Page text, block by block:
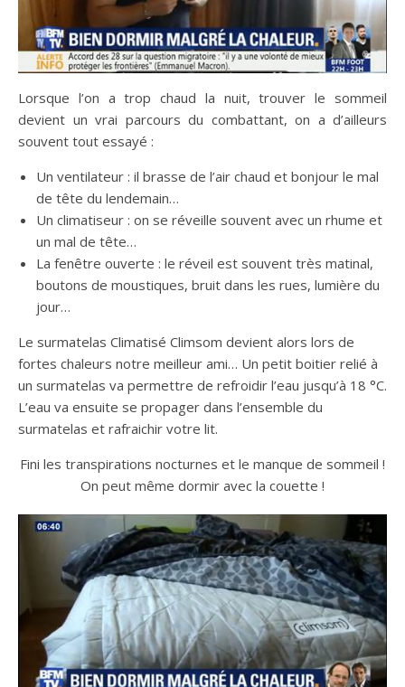
Lorsque l’on a trop chaud la nuit, trouver le sommeil
devient un vrai parcours du combattant, on a d’ailleurs
souvent tout essayé :
Un ventilateur : il brasse de l’air chaud et bonjour le mal
de tête du lendemain…
Un climatiseur : on se réveille souvent avec un rhume et
un mal de tête…
La fenêtre ouverte : le réveil est souvent très matinal,
boutons de moustiques, bruit dans les rues, lumière du
jour…
Le surmatelas Climatisé Climsom devient alors lors de
fortes chaleurs notre meilleur ami… Un petit boitier relié à
un surmatelas va permettre de refroidir l’eau jusqu’à 18 °C.
L’eau va ensuite se propager dans l’ensemble du
surmatelas et rafraichir votre lit.
Fini les transpirations nocturnes et le manque de sommeil !
On peut même dormir avec la couette !